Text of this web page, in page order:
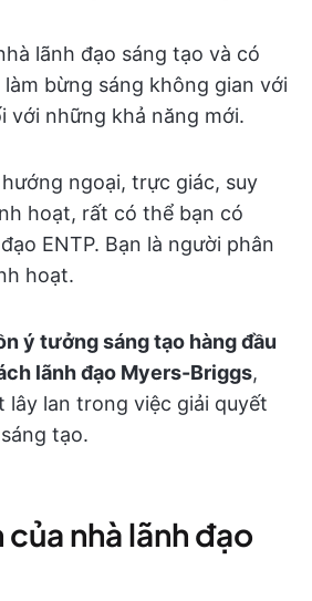
lãnh đạo sáng tạo và có
bừng sáng không gian với
với những khả năng mới.
ngoại, trực giác, suy
hoạt, rất có thể bạn có
ENTP. Bạn là người phân
hoạt.
ý tưởng sáng tạo hàng đầu
lãnh đạo Myers-Briggs,
lây lan trong việc giải quyết
tạo.
nhà lãnh đạo